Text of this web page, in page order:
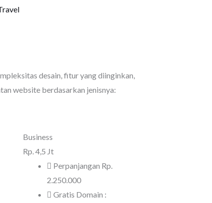
desain, fitur yang diinginkan,
website berdasarkan jenisnya:
Business
Rp.4,5 Jt
Perpanjangan Rp.
2.250.000
Gratis Domain :